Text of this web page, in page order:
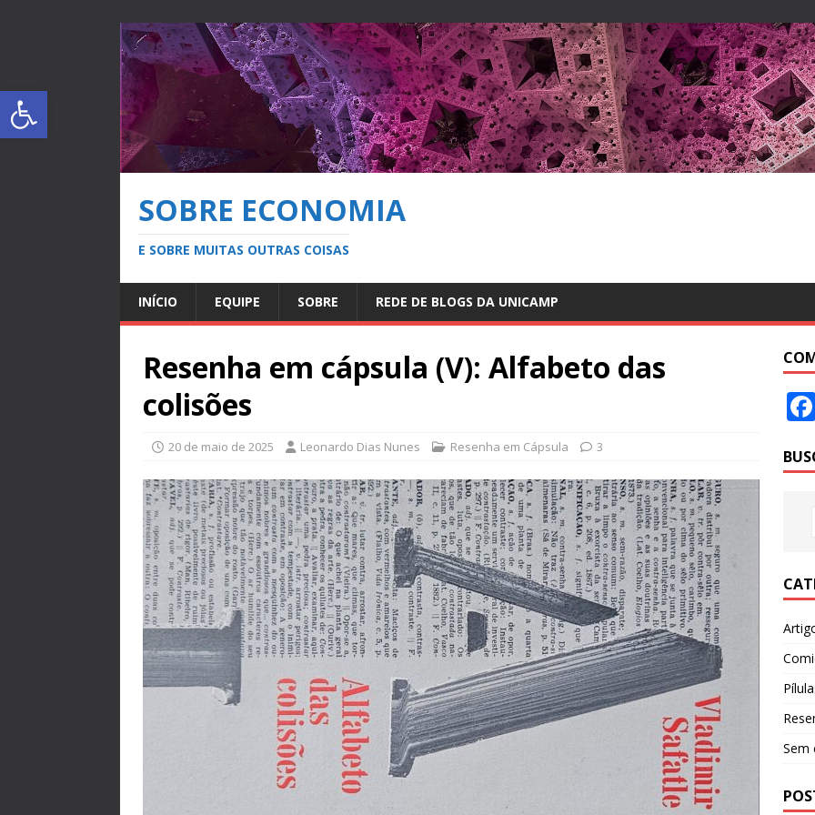
Abrir a barra de ferramentas
SOBRE ECONOMIA
E SOBRE MUITAS OUTRAS COISAS
INÍCIO EQUIPE SOBRE REDE DE BLOGS DA UNICAMP
Resenha em cápsula (V): Alfabeto das
colisões
20 de maio de 2025 Leonardo Dias Nunes Resenha em Cápsula 3
Sem